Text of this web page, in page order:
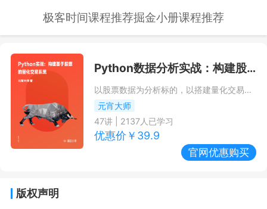
极客时间课程推荐掘金小册课程推荐
Python数据分析实战：构建股票量化交易系统
以股票数据为分析标的，以搭建量化交易策略为学习场景，由基础工具的使用逐步进阶到策略的设计，由浅入深、由技术到思维地为读者讲解Python金融数据分析和挖掘技术在股票量化交易中的应用。
元宵大师
47讲 | 2137人已学习
优惠价￥ 39.9
官网优惠购买
版权声明